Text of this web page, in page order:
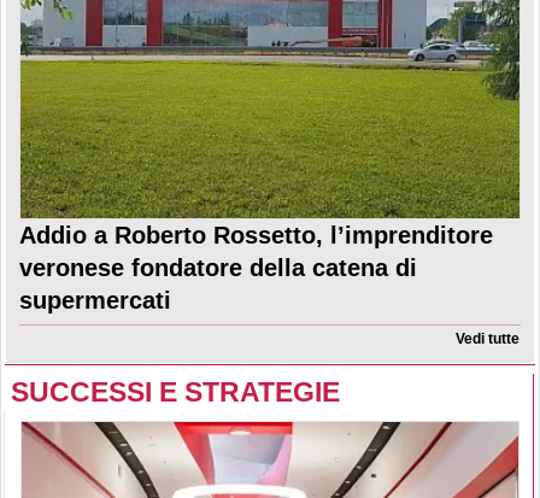
Addio a Roberto Rossetto, l’imprenditore
veronese fondatore della catena di
supermercati
Vedi tutte
SUCCESSI E STRATEGIE